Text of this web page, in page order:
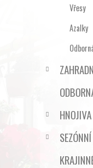
Vřesy
Azalky
HNOJIVA